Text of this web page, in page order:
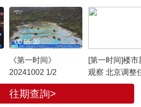
《第一时间》
20241002 1/2
00:55:30
[第一时间]楼市
观察 北京调整
购政策 一线城
往期查詢>